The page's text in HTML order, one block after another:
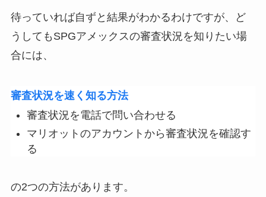
待っていれば自ずと結果がわかるわけですが、ど
うしてもSPGアメックスの審査状況を知りたい場
合には、
審査状況を速く知る方法
審査状況を電話で問い合わせる
マリオットのアカウントから審査状況を確認す
る
の2つの方法があります。